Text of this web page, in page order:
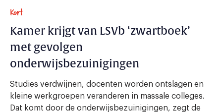
Kort
Kamer krijgt van LSVb ‘zwartboek’
met gevolgen
onderwijsbezuinigingen
Studies verdwijnen, docenten worden ontslagen en
kleine werkgroepen veranderen in massale colleges.
Dat komt door de onderwijsbezuinigingen, zegt de